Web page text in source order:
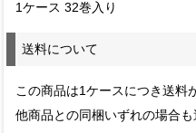
1ケース 32巻入り
送料について
この商品は1ケースにつき送料
他商品との同梱いずれの場合